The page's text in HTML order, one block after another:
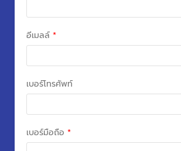
อีเมลล์ *
เบอร์โทรศัพท์
เบอร์มือถือ *